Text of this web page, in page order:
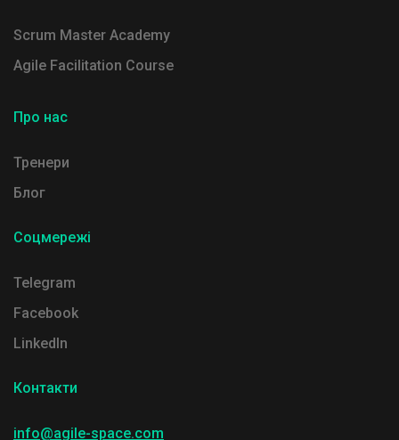
Scrum Master Academy
Agile Facilitation Course
Про нас
Тренери
Блог
Соцмережі
Telegram
Facebook
LinkedIn
Контакти
info@agile-space.com